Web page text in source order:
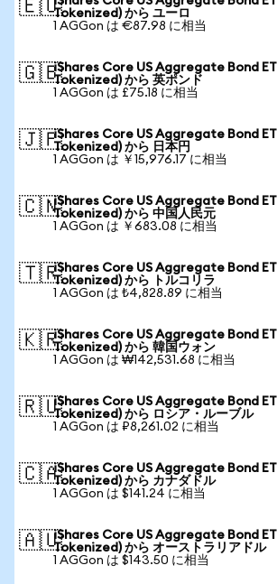
🇪🇺Tokenized) から ユーロ
1 AGGon は €87.98 に相当
🇬🇧iShares Core US Aggregate Bond
Tokenized) から 英ポンド
1 AGGon は £75.18 に相当
🇯🇵iShares Core US Aggregate Bond
Tokenized) から 日本円
1 AGGon は ￥15,976.17 に相当
🇨🇳iShares Core US Aggregate Bond
Tokenized) から 中国人民元
1 AGGon は ￥683.08 に相当
🇹🇷iShares Core US Aggregate Bond
Tokenized) から トルコリラ
1 AGGon は ₺4,828.89 に相当
🇰🇷iShares Core US Aggregate Bond
Tokenized) から 韓国ウォン
1 AGGon は ₩142,531.68 に相当
🇷🇺iShares Core US Aggregate Bond
Tokenized) から ロシア・ルーブル
1 AGGon は ₽8,261.02 に相当
🇨🇦iShares Core US Aggregate Bond
Tokenized) から カナダドル
1 AGGon は $141.24 に相当
🇦🇺iShares Core US Aggregate Bond
Tokenized) から オーストラリアドル
1 AGGon は $143.50 に相当